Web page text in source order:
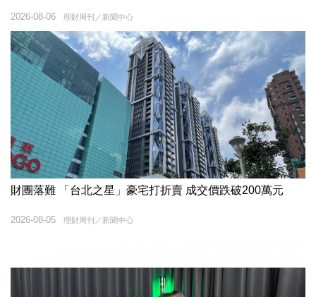
理財周刊／新聞中心
2026-08-06
財團落難 「台北之星」豪宅打折賣 成交價跌破200萬元
理財周刊／新聞中心
2026-08-05